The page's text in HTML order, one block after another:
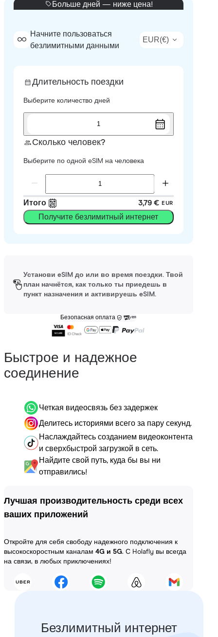
Больше дней — ниже цена!
Начните пользоваться
безлимитными данными
EUR(€)
Длительность поездки
Выберите количество дней
1
Сколько человек?
Выберите по одной eSIM на человека
Итого 3,79 € EUR
Получите безлимитный интернет
Установи eSIM до или во время поездки. Твой
план начнётся, как только ты приедешь в
пункт назначения и активируешь eSIM.
Безопасная оплата
Быстрое и надежное
соединение
Четкая видеосвязь без задержек
Делитесь историями всего за пару секунд.
Наслаждайтесь созданием видеоконтента
и сверхбыстрой загрузкой в сеть.
Найдите свой путь, куда бы вы ни
отправились!
Лучшая производительность среди всех
ваших приложений
Откройте для себя свободу надежного подключения к
высокоскоростным каналам 4G и 5G. С Holafly вы всегда
на связи, в любых приключениях!
Безлимитный интернет